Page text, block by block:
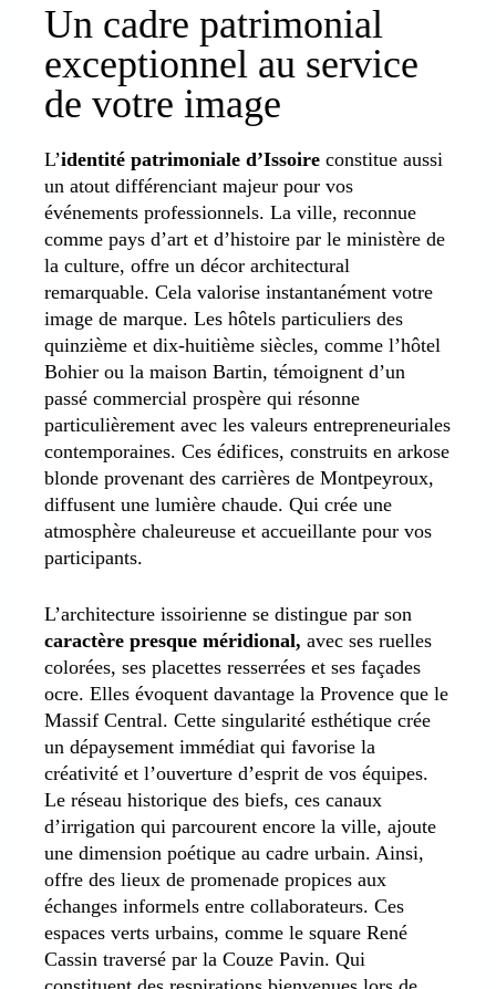
Un cadre patrimonial
exceptionnel au service
de votre image
L’identité patrimoniale d’Issoire constitue aussi
un atout différenciant majeur pour vos
événements professionnels. La ville, reconnue
comme pays d’art et d’histoire par le ministère de
la culture, offre un décor architectural
remarquable. Cela valorise instantanément votre
image de marque. Les hôtels particuliers des
quinzième et dix-huitième siècles, comme l’hôtel
Bohier ou la maison Bartin, témoignent d’un
passé commercial prospère qui résonne
particulièrement avec les valeurs entrepreneuriales
contemporaines. Ces édifices, construits en arkose
blonde provenant des carrières de Montpeyroux,
diffusent une lumière chaude. Qui crée une
atmosphère chaleureuse et accueillante pour vos
participants.
L’architecture issoirienne se distingue par son
caractère presque méridional, avec ses ruelles
colorées, ses placettes resserrées et ses façades
ocre. Elles évoquent davantage la Provence que le
Massif Central. Cette singularité esthétique crée
un dépaysement immédiat qui favorise la
créativité et l’ouverture d’esprit de vos équipes.
Le réseau historique des biefs, ces canaux
d’irrigation qui parcourent encore la ville, ajoute
une dimension poétique au cadre urbain. Ainsi,
offre des lieux de promenade propices aux
échanges informels entre collaborateurs. Ces
espaces verts urbains, comme le square René
Cassin traversé par la Couze Pavin. Qui